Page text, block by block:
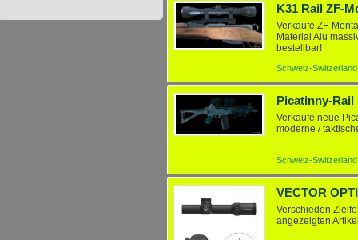
K31 Rail ZF-
Verkaufe ZF-
Material Alu
bestellbar!
Schweiz-
Picatinny-Rail
Verkaufe neue
moderne /
Schweiz-
Verschieden
angezeigten